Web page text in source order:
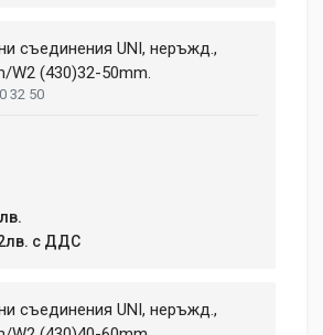
съединения UNI, неръжд.,
W2 (430)32-50mm.
32 50
с ДДС
съединения UNI, неръжд.,